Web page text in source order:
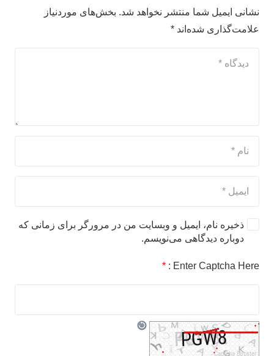
نشانی ایمیل شما منتشر نخواهد شد. بخش‌های موردنیاز
علامت‌گذاری شده‌اند *
ذخیره نام، ایمیل و وبسایت من در مرورگر برای زمانی که
دوباره دیدگاهی می‌نویسم.
Enter Captcha Here :
*